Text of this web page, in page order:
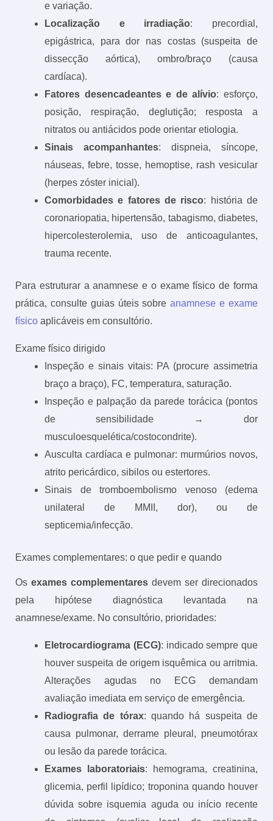
e variação.
Localização e irradiação: precordial,
epigástrica, para dor nas costas (suspeita de
dissecção aórtica), ombro/braço (causa
cardíaca).
Fatores desencadeantes e de alívio: esforço,
posição, respiração, deglutição; resposta a
nitratos ou antiácidos pode orientar etiologia.
Sinais acompanhantes: dispneia, síncope,
náuseas, febre, tosse, hemoptise, rash vesicular
(herpes zóster inicial).
Comorbidades e fatores de risco: história de
coronariopatia, hipertensão, tabagismo, diabetes,
hipercolesterolemia, uso de anticoagulantes,
trauma recente.
Para estruturar a anamnese e o exame físico de forma
prática, consulte guias úteis sobreanamnese e exame
físico aplicáveis em consultório.
Exame físico dirigido
Inspeção e sinais vitais: PA (procure assimetria
braço a braço), FC, temperatura, saturação.
Inspeção e palpação da parede torácica (pontos
de sensibilidade → dor
musculoesquelética/costocondrite).
Ausculta cardíaca e pulmonar: murmúrios novos,
atrito pericárdico, sibilos ou estertores.
Sinais de tromboembolismo venoso (edema
unilateral de MMII, dor), ou de
septicemia/infecção.
Exames complementares: o que pedir e quando
Os exames complementares devem ser direcionados
pela hipótese diagnóstica levantada na
anamnese/exame. No consultório, prioridades:
Eletrocardiograma (ECG): indicado sempre que
houver suspeita de origem isquêmica ou arritmia.
Alterações agudas no ECG demandam
avaliação imediata em serviço de emergência.
Radiografia de tórax: quando há suspeita de
causa pulmonar, derrame pleural, pneumotórax
ou lesão da parede torácica.
Exames laboratoriais: hemograma, creatinina,
glicemia, perfil lipídico; troponina quando houver
dúvida sobre isquemia aguda ou início recente